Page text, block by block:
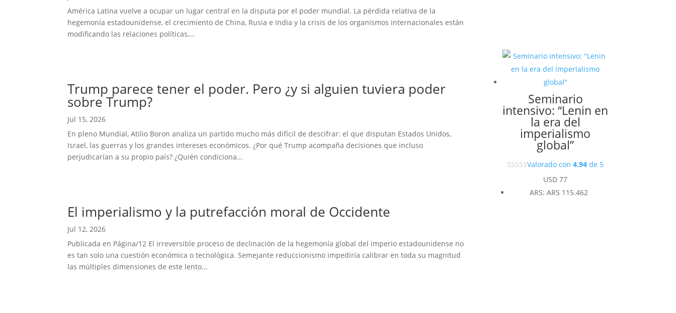
América Latina vuelve a ocupar un lugar central en la disputa por el poder mundial. La pérdida relativa de la
hegemonía estadounidense, el crecimiento de China, Rusia e India y la crisis de los organismos internacionales están
modificando las relaciones políticas,...
Trump parece tener el poder. Pero ¿y si alguien tuviera poder
sobre Trump?
Jul 15, 2026
En pleno Mundial, Atilio Boron analiza un partido mucho más difícil de descifrar: el que disputan Estados Unidos,
Israel, las guerras y los grandes intereses económicos. ¿Por qué Trump acompaña decisiones que incluso
perjudicarían a su propio país? ¿Quién condiciona...
El imperialismo y la putrefacción moral de Occidente
Jul 12, 2026
Publicada en Página/12 El irreversible proceso de declinación de la hegemonía global del imperio estadounidense no
es tan solo una cuestión económica o tecnológica. Semejante reduccionismo impediría calibrar en toda su magnitud
las múltiples dimensiones de este lento...
Seminario
intensivo: “Lenin en
la era del
imperialismo
global”
Valorado con4.94 de 5
USD 77
ARS:ARS 115.462